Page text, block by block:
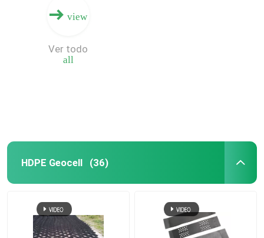
view
all
Ver todo
HDPE Geocell (36)